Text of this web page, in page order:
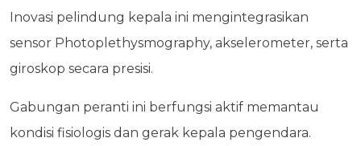
Inovasi pelindung kepala ini mengintegrasikan
sensor Photoplethysmography, akselerometer, serta
giroskop secara presisi.
Gabungan peranti ini berfungsi aktif memantau
kondisi fisiologis dan gerak kepala pengendara.